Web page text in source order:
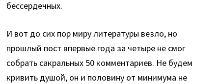
бессердечных.
И вот до сих пор миру литературы везло, но
прошлый пост впервые года за четыре не смог
собрать сакральных 50 комментариев. Не будем
кривить душой, он и половину от минимума не